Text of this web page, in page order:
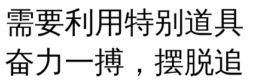
需要利用特别道具
奋力一搏，摆脱追